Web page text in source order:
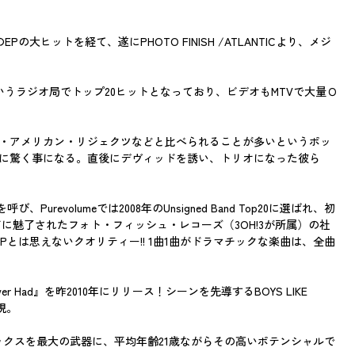
の大ヒットを経て、遂にPHOTO FINISH /ATLANTICより、メジ
ラジオ局でトップ20ヒットとなっており、ビデオもMTVで大量Ｏ
メリカン・リジェクツなどと比べられることが多いというポッ
驚く事になる。直後にデヴィッドを誘い、トリオになった彼ら
び、Purevolumeでは2008年のUnsigned Band Top20に選ばれ、初
魅了されたフォト・フィッシュ・レコーズ（3OH!3が所属）の社
は思えないクオリティー!! 1曲1曲がドラマチックな楽曲は、全曲
』を昨2010年にリリース！シーンを先導するBOYS LIKE
スを最大の武器に、平均年齢21歳ながらその高いポテンシャルで